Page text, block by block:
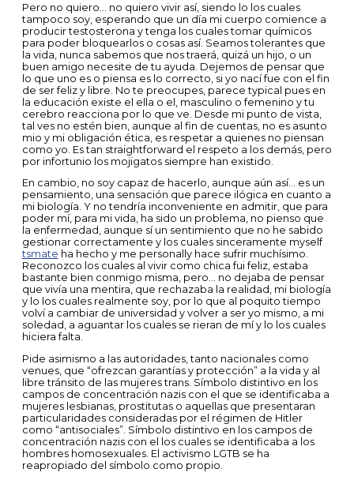
Pero no quiero… no quiero vivir así, siendo lo los cuales
tampoco soy, esperando que un día mi cuerpo comience a
producir testosterona y tenga los cuales tomar químicos
para poder bloquearlos o cosas así. Seamos tolerantes que
la vida, nunca sabemos que nos traerá, quizá un hijo, o un
buen amigo necesite de tu ayuda. Dejemos de pensar que
lo que uno es o piensa es lo correcto, si yo nací fue con el fin
de ser feliz y libre. No te preocupes, parece typical pues en
la educación existe el ella o el, masculino o femenino y tu
cerebro reacciona por lo que ve. Desde mi punto de vista,
tal ves no estén bien, aunque al fin de cuentas, no es asunto
mio y mi obligación ética, es respetar a quienes no piensan
como yo. Es tan straightforward el respeto a los demás, pero
por infortunio los mojigatos siempre han existido.
En cambio, no soy capaz de hacerlo, aunque aún así… es un
pensamiento, una sensación que parece ilógica en cuanto a
mi biología. Y no tendría inconveniente en admitir, que para
poder mí, para mi vida, ha sido un problema, no pienso que
la enfermedad, aunque sí un sentimiento que no he sabido
gestionar correctamente y los cuales sinceramente myself
tsmate ha hecho y me personally hace sufrir muchísimo.
Reconozco los cuales al vivir como chica fui feliz, estaba
bastante bien conmigo misma, pero… no dejaba de pensar
que vivía una mentira, que rechazaba la realidad, mi biología
y lo los cuales realmente soy, por lo que al poquito tiempo
volví a cambiar de universidad y volver a ser yo mismo, a mi
soledad, a aguantar los cuales se rieran de mí y lo los cuales
hiciera falta.
Pide asimismo a las autoridades, tanto nacionales como
venues, que “ofrezcan garantías y protección” a la vida y al
libre tránsito de las mujeres trans. Símbolo distintivo en los
campos de concentración nazis con el que se identificaba a
mujeres lesbianas, prostitutas o aquellas que presentaran
particularidades consideradas por el régimen de Hitler
como “antisociales”. Símbolo distintivo en los campos de
concentración nazis con el los cuales se identificaba a los
hombres homosexuales. El activismo LGTB se ha
reapropiado del símbolo como propio.